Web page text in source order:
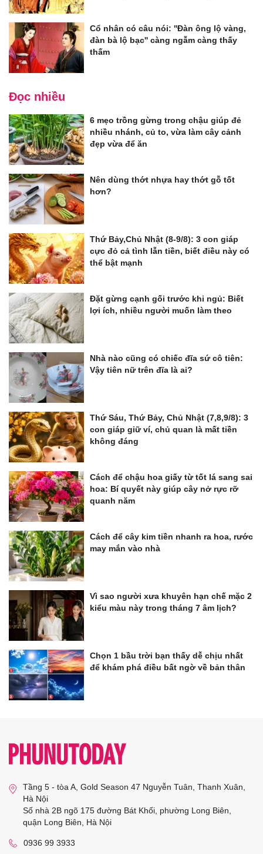
Cổ nhân có câu nói: ''Đàn ông lộ vàng,
đàn bà lộ bạc'' càng ngẫm càng thấy
thấm
Đọc nhiều
6 mẹo trồng gừng trong chậu giúp đẻ
nhiều nhánh, củ to, vừa làm cây cảnh
đẹp vừa để ăn
Nên dùng thớt nhựa hay thớt gỗ tốt
hơn?
Thứ Bảy,Chủ Nhật (8-9/8): 3 con giáp
cực đỏ cả tình lẫn tiền, biết điều này có
thể bật mạnh
Đặt gừng cạnh gối trước khi ngủ: Biết
lợi ích, nhiều người muốn làm theo
Nhà nào cũng có chiếc đĩa sứ cô tiên:
Vậy tiên nữ trên đĩa là ai?
Thứ Sáu, Thứ Bảy, Chủ Nhật (7,8,9/8): 3
con giáp giữ ví, chủ quan là mất tiền
không đáng
Cách để chậu hoa giấy từ tốt lá sang sai
hoa: Bí quyết này giúp cây nở rực rỡ
quanh năm
Cách để cây kim tiền nhanh ra hoa, rước
may mắn vào nhà
Vì sao người xưa khuyên hạn chế mặc 2
kiểu màu này trong tháng 7 âm lịch?
Chọn 1 bầu trời bạn thấy dễ chịu nhất
để khám phá điều bất ngờ về bản thân
Tầng 5 - tòa A, Gold Season 47 Nguyễn Tuân, Thanh Xuân,
Hà Nội
Số nhà 2B ngõ 175 đường Bát Khối, phường Long Biên,
quận Long Biên, Hà Nội
0936 99 3933